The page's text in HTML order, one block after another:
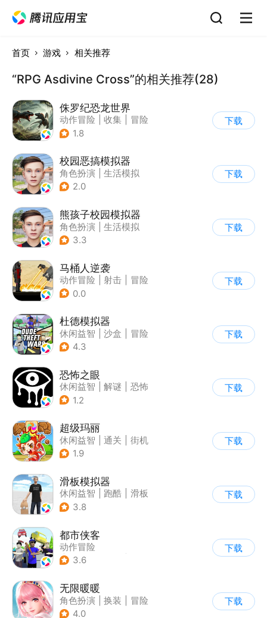
首页 游戏 相关推荐
“RPG Asdivine Cross”的相关推荐(28)
侏罗纪恐龙世界
动作冒险 收集
冒险
| 写实
1.8
下载
校园恶搞模拟器
角色扮演
生活模拟
| 写实
2.0
下载
熊孩子校园模拟器
角色扮演
生活模拟
| 写实
3.3
下载
马桶人逆袭
动作冒险 射击
冒险
| 像素风
0.0
下载
杜德模拟器
休闲益智 沙盒
冒险
| 写实
4.3
下载
恐怖之眼
休闲益智 解谜
恐怖
| 单机
1.2
下载
超级玛丽
休闲益智 通关
街机
| 儿童游戏
1.9
下载
滑板模拟器
休闲益智 跑酷
滑板
| 卡通
3.8
下载
都市侠客
动作冒险
| 第一人称射击
3.6
下载
无限暖暖
角色扮演 换装
冒险
| 开放世界
4.0
下载